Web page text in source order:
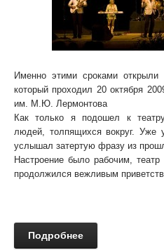
Именно этими сроками открыли
который проходил 20 октября
им. М.Ю. Лермонтова
Как только я подошел к
людей, толпящихся вокруг. Уже
услышал затертую фразу из
Настроение было рабочим,
продолжился вежливым
Подробнее